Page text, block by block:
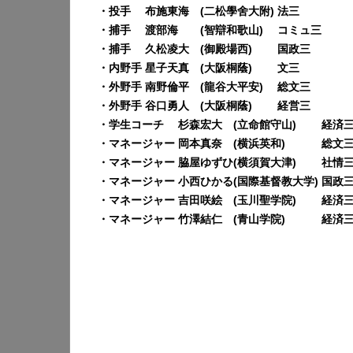
・投手 布施東海 (二松學舍大附) 法三
・捕手 渡部海 (智辯和歌山) コミュ三
・捕手 久松凌大 (御殿場西) 国政三
・内野手 星子天真 (大阪桐蔭) 文三
・外野手 南野倫平 (龍谷大平安) 総文三
・外野手 谷口勇人 (大阪桐蔭) 経営三
・学生コーチ 杉森宏大 (立命館守山) 経済
・マネージャー 岡本真奈 (横浜英和) 総文
・マネージャー 脇屋ゆずひ(横須賀大津) 社情
・マネージャー 小西ひかる(国際基督教大学) 国政
・マネージャー 吉田咲絵 (玉川聖学院) 経済
・マネージャー 竹澤結仁 (青山学院) 経済